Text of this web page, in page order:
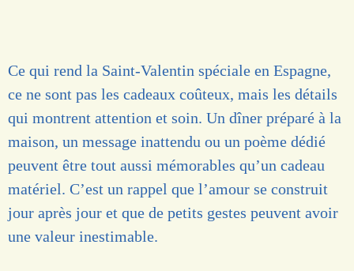
Ce qui rend la Saint-Valentin spéciale en Espagne,
ce ne sont pas les cadeaux coûteux, mais les détails
qui montrent attention et soin. Un dîner préparé à la
maison, un message inattendu ou un poème dédié
peuvent être tout aussi mémorables qu’un cadeau
matériel. C’est un rappel que l’amour se construit
jour après jour et que de petits gestes peuvent avoir
une valeur inestimable.